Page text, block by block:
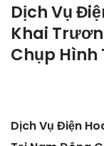
Dịch Vụ
Khai
Chụp Hình
Dịch Vụ Điện